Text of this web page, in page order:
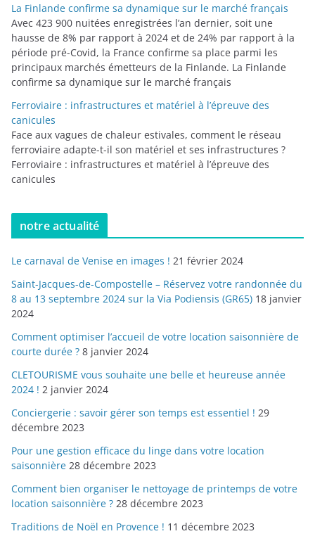
La Finlande confirme sa dynamique sur le marché français
Avec 423 900 nuitées enregistrées l’an dernier, soit une
hausse de 8% par rapport à 2024 et de 24% par rapport à la
période pré-Covid, la France confirme sa place parmi les
principaux marchés émetteurs de la Finlande. La Finlande
confirme sa dynamique sur le marché français
Ferroviaire : infrastructures et matériel à l’épreuve des
canicules
Face aux vagues de chaleur estivales, comment le réseau
ferroviaire adapte-t-il son matériel et ses infrastructures ?
Ferroviaire : infrastructures et matériel à l’épreuve des
canicules
notre actualité
Le carnaval de Venise en images ! 21 février 2024
Saint-Jacques-de-Compostelle – Réservez votre randonnée du
8 au 13 septembre 2024 sur la Via Podiensis (GR65) 18 janvier
2024
Comment optimiser l’accueil de votre location saisonnière de
courte durée ? 8 janvier 2024
CLETOURISME vous souhaite une belle et heureuse année
2024 ! 2 janvier 2024
Conciergerie : savoir gérer son temps est essentiel ! 29
décembre 2023
Pour une gestion efficace du linge dans votre location
saisonnière 28 décembre 2023
Comment bien organiser le nettoyage de printemps de votre
location saisonnière ? 28 décembre 2023
Traditions de Noël en Provence ! 11 décembre 2023